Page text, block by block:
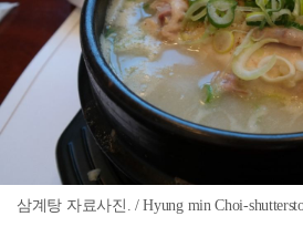
삼계탕 자료사진. / Hyung min Choi-